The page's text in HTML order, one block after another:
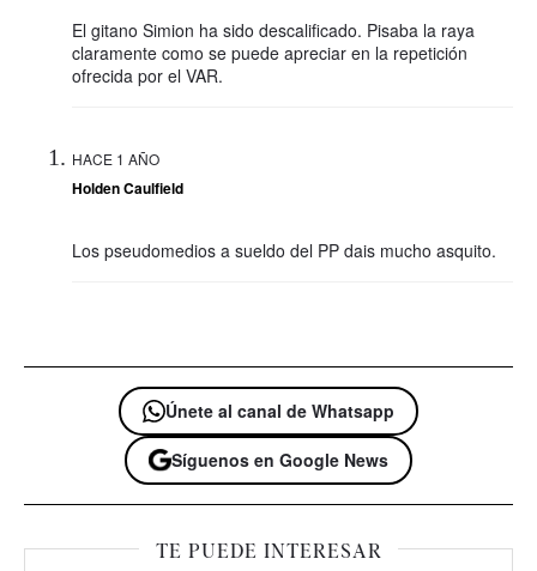
El gitano Simion ha sido descalificado. Pisaba la raya
claramente como se puede apreciar en la repetición
ofrecida por el VAR.
HACE 1 AÑO
Holden Caulfield
Los pseudomedios a sueldo del PP dais mucho asquito.
Únete al canal de Whatsapp
Síguenos en Google News
TE PUEDE INTERESAR